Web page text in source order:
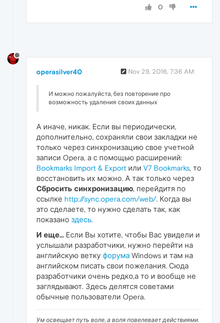
0
operasilver40 Nov 29, 2016, 7:36 AM
И можно пожалуйста, без повторение про
возможность удаления своих данных
А иначе, никак. Если вы периодически,
дополнительно, сохраняли свои закладки не
только через синхронизацию свое учетной
записи Opera, а с помощью расширений:
Bookmarks Import & Export или V7 Bookmarks, то
восстановить их можно. А так только через
Сбросить синхронизацию, перейдитя по
ссылке http://sync.opera.com/web/. Когда вы
это сделаете, то нужно сделать так, как
показано здесь.
И еще... Если Вы хотите, чтобы Вас увидели и
услышали разработчики, нужно перейти на
английскую ветку форума Windows и там на
английском писать свои пожелания. Сюда
разработчики очень редко,а то и вообще не
заглядывают. Здесь делятся советами
обычные пользователи Opera.
Ум освещает путь воле, а воля повелевает действиями.